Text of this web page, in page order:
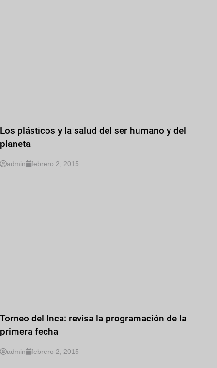
Los plásticos y la salud del ser humano y del
planeta
admin febrero 2, 2015
Torneo del Inca: revisa la programación de la
primera fecha
admin febrero 2, 2015